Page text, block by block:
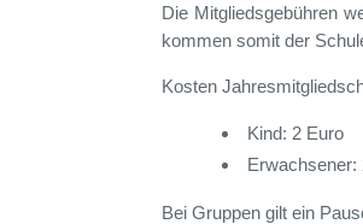
Die Mitgliedsgebühren
kommen somit der
Kosten
Kind: 2 Euro
Erwachsener:
Bei Gruppen gilt ein